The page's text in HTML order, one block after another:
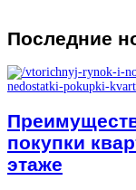
Последние
покупки
этаже